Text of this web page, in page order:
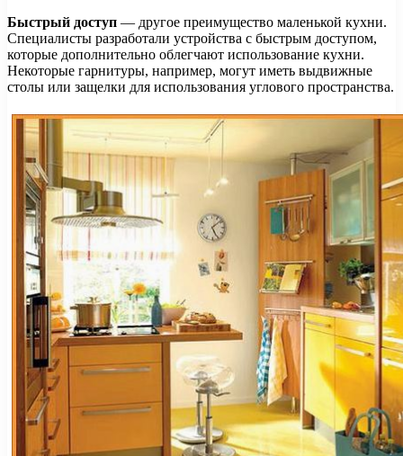
Быстрый доступ — другое преимущество маленькой кухни.
Специалисты разработали устройства с быстрым доступом,
которые дополнительно облегчают использование кухни.
Некоторые гарнитуры, например, могут иметь выдвижные
столы или защелки для использования углового пространства.